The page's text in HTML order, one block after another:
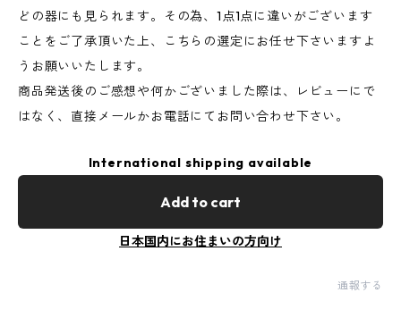
どの器にも見られます。その為、1点1点に違いがございます
ことをご了承頂いた上、こちらの選定にお任せ下さいますよ
うお願いいたします。
商品発送後のご感想や何かございました際は、レビューにで
はなく、直接メールかお電話にてお問い合わせ下さい。
International shipping available
Add to cart
日本国内にお住まいの方向け
通報する